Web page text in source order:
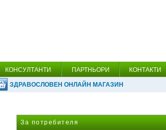
КОНСУЛТАНТИ ПАРТНЬОРИ КОНТАКТИ
ЗДРАВОСЛОВЕН ОНЛАЙН МАГАЗИН
За потребителя